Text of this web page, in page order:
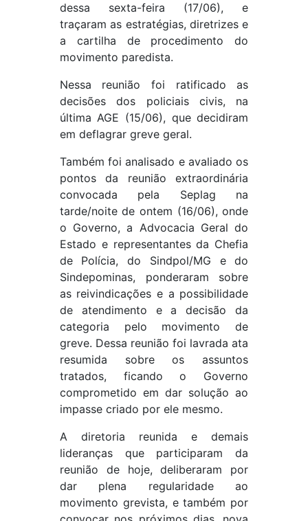
dessa sexta-feira (17/06), e
traçaram as estratégias, diretrizes e
a cartilha de procedimento do
movimento paredista.
Nessa reunião foi ratificado as
decisões dos policiais civis, na
última AGE (15/06), que decidiram
em deflagrar greve geral.
Também foi analisado e avaliado os
pontos da reunião extraordinária
convocada pela Seplag na
tarde/noite de ontem (16/06), onde
o Governo, a Advocacia Geral do
Estado e representantes da Chefia
de Polícia, do Sindpol/MG e do
Sindepominas, ponderaram sobre
as reivindicações e a possibilidade
de atendimento e a decisão da
categoria pelo movimento de
greve. Dessa reunião foi lavrada ata
resumida sobre os assuntos
tratados, ficando o Governo
comprometido em dar solução ao
impasse criado por ele mesmo.
A diretoria reunida e demais
lideranças que participaram da
reunião de hoje, deliberaram por
dar plena regularidade ao
movimento grevista, e também por